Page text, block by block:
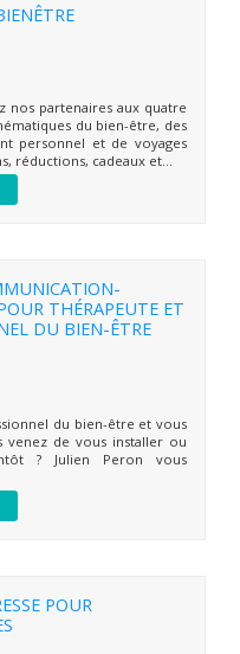
nos partenaires aux quatre
du bien-être, des
personnel et de voyages
réductions, cadeaux et...
THÉRAPEUTE ET
DU BIEN-ÊTRE
du bien-être et vous
venez de vous installer ou
? Julien Peron vous
POUR